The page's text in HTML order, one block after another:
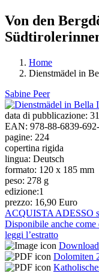
Von den
Tu sei qui
Home
Dienstmädel in
Sabine Peer
data di pubblicazione:
EAN: 978-88-6839-
pagine: 224
copertina rigida
lingua: Deutsch
formato: 120 x 185 mm
peso: 278 g
edizione:1
prezzo: 16,90 Euro
ACQUISTA ADESSO
Disponibile anche come
leggi l’estratto
Dolomiten